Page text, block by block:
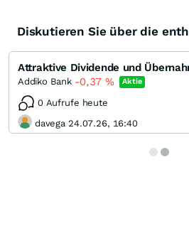
Diskutieren Sie über die
Attraktive Dividende und
Addiko Bank -0,37 % Aktie
0 Aufrufe heute
davega 24.07.26, 16:40